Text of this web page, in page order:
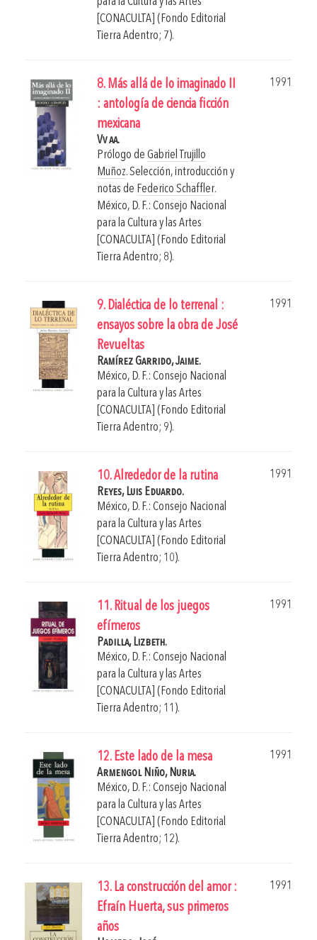
[CONACULTA] (Fondo Editorial
Tierra Adentro; 7).
8. Más allá de lo imaginado II
: antología de ciencia ficción
mexicana
1991
Vv aa.
Prólogo de Gabriel Trujillo
Muñoz. Selección, introducción y
notas de Federico Schaffler.
México, D. F.: Consejo Nacional
para la Cultura y las Artes
[CONACULTA] (Fondo Editorial
Tierra Adentro; 8).
9. Dialéctica de lo terrenal :
ensayos sobre la obra de José
Revueltas
1991
Ramírez Garrido, Jaime.
México, D. F.: Consejo Nacional
para la Cultura y las Artes
[CONACULTA] (Fondo Editorial
Tierra Adentro; 9).
10. Alrededor de la rutina
1991
Reyes, Luis Eduardo.
México, D. F.: Consejo Nacional
para la Cultura y las Artes
[CONACULTA] (Fondo Editorial
Tierra Adentro; 10).
11. Ritual de los juegos
efímeros
1991
Padilla, Lizbeth.
México, D. F.: Consejo Nacional
para la Cultura y las Artes
[CONACULTA] (Fondo Editorial
Tierra Adentro; 11).
12. Este lado de la mesa
1991
Armengol Niño, Nuria.
México, D. F.: Consejo Nacional
para la Cultura y las Artes
[CONACULTA] (Fondo Editorial
Tierra Adentro; 12).
13. La construcción del amor :
Efraín Huerta, sus primeros
años
1991